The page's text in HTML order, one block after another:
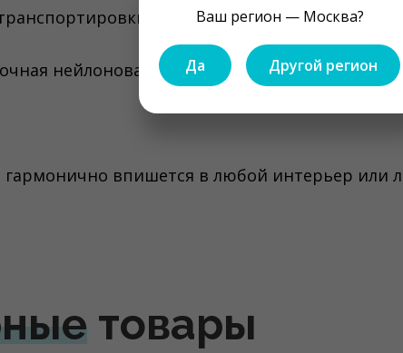
Ваш регион — Москва?
Да Другой регион
нейлоновая сумка для удобного
гармонично впишется в любой интерьер или
товары